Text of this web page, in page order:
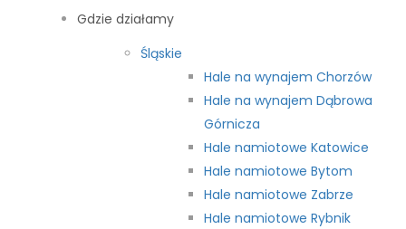
Gdzie działamy
Śląskie
Hale na wynajem Chorzów
Hale na wynajem Dąbrowa
Górnicza
Hale namiotowe Katowice
Hale namiotowe Bytom
Hale namiotowe Zabrze
Hale namiotowe Rybnik